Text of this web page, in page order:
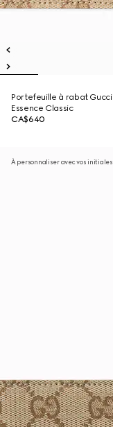
Portefeuille à rabat Gucci
Essence Classic
CA$640
À personnaliser avec vos initiales